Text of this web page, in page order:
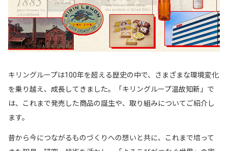
キリングループは100年を超える歴史の中で、さまざまな環境変化
を乗り越え、成長してきました。「キリングループ温故知新」で
は、これまで発売した商品の誕生や、取り組みについてご紹介し
ます。
昔から今につながるものづくりへの想いと共に、これまで培って